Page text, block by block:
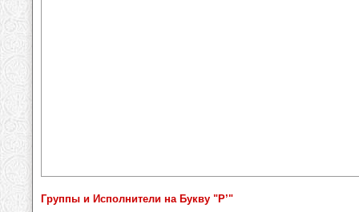
Группы и Исполнители на Букву "Р’"